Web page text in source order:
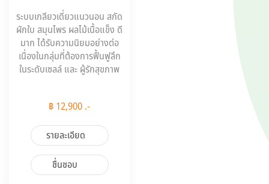
ระบบเกลียวเดี่ยวแนวนอน สกัด
ผักใบ สมุนไพร ผลไม้เนื้อแข็ง ดี
มาก ได้รับความนิยมอย่างต่อ
เนื่องในกลุ่มที่ต้องการฟื้นฟูลึก
ในระดับเซลล์ และ ผู้รักสุขภาพ
฿ 12,900 .-
รายละเอียด
ชื่นชอบ